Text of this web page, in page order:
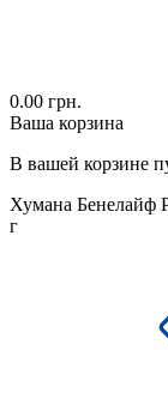
0.00 грн.
Ваша корзина
В вашей корзине
Хумана Бенелайф
г